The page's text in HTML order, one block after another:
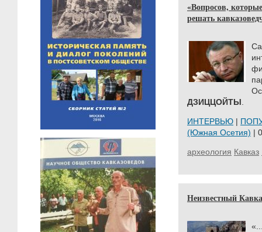
«Вопросов,
решать
ДЗИЦЦОЙТЫ
ИНТЕРВЬЮ |
(Южная Осетия) |
археология Кавказ
Неизвестный